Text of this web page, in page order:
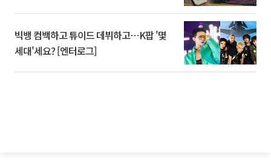
빅뱅 컴백하고 튜이드 데뷔하고⋯K팝 '몇
세대'세요? [엔터로그]